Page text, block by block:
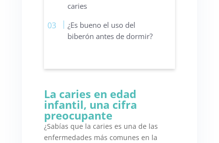
caries
¿Es bueno el uso del
biberón antes de dormir?
La caries en edad
infantil, una cifra
preocupante
¿Sabías que la caries es una de las
enfermedades más comunes en la